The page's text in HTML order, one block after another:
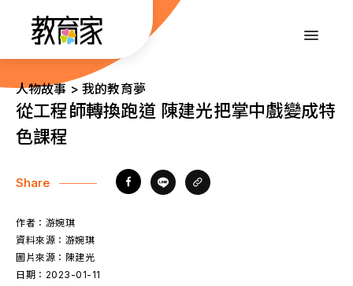
內
::: 人物故事 > 我的教育夢
從工程師轉換跑道 陳建光把掌中戲變成特
色課程
Share
作者： 游婉琪
資料來源： 游婉琪
圖片來源： 陳建光
日期： 2023-01-11